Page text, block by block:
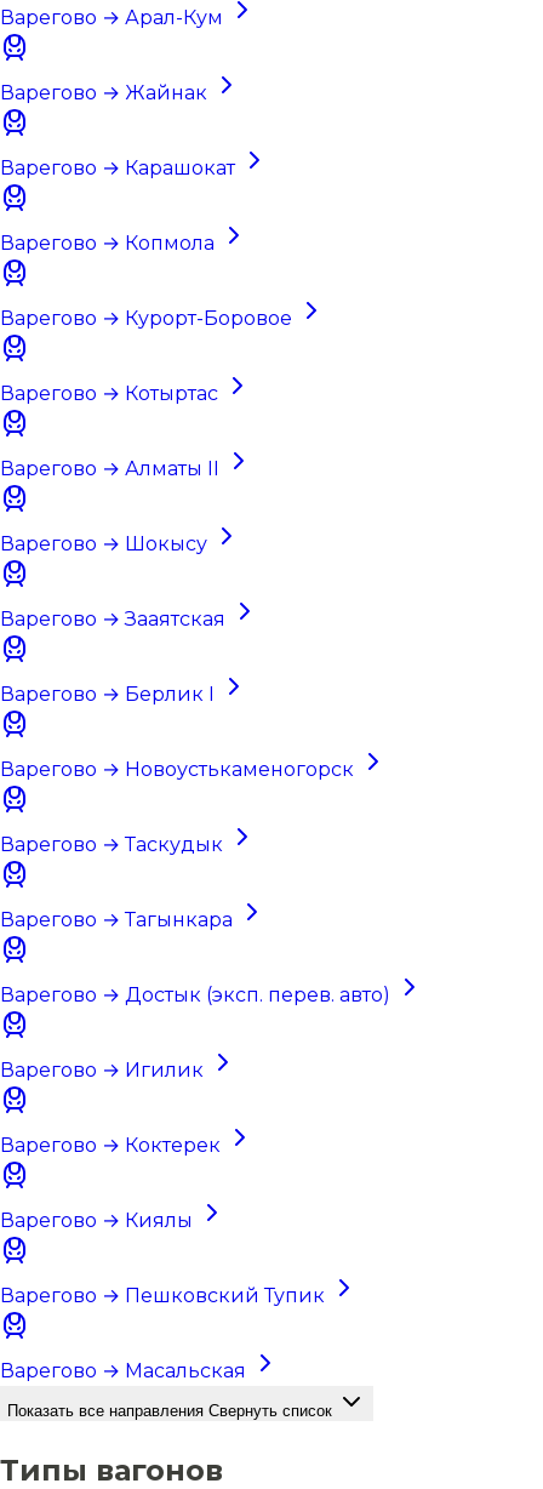
Варегово → Арал-Кум
Варегово → Жайнак
Варегово → Карашокат
Варегово → Копмола
Варегово → Курорт-Боровое
Варегово → Котыртас
Варегово → Алматы II
Варегово → Шокысу
Варегово → Зааятская
Варегово → Берлик I
Варегово → Новоустькаменогорск
Варегово → Таскудык
Варегово → Тагынкара
Варегово → Достык (эксп. перев. авто)
Варегово → Игилик
Варегово → Коктерек
Варегово → Киялы
Варегово → Пешковский Тупик
Варегово → Масальская
Показать все направления Свернуть список
Типы вагонов